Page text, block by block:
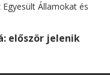
Államokat és
először jelenik